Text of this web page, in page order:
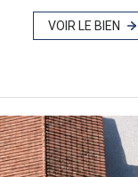
VOIR LE BIEN